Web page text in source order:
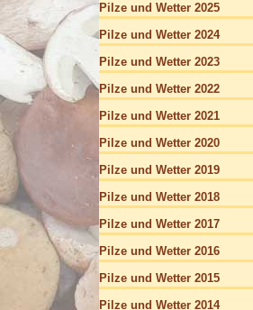
Pilze und Wetter 2025
Pilze und Wetter 2024
Pilze und Wetter 2023
Pilze und Wetter 2022
Pilze und Wetter 2021
Pilze und Wetter 2020
Pilze und Wetter 2019
Pilze und Wetter 2018
Pilze und Wetter 2017
Pilze und Wetter 2016
Pilze und Wetter 2015
Pilze und Wetter 2014